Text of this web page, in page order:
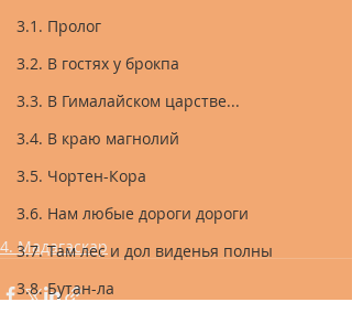
3.1. Пролог
3.2. В гостях у брокпа
3.3. В Гималайском царстве...
3.4. В краю магнолий
3.5. Чортен-Кора
3.6. Нам любые дороги дороги
3.7. Там лес и дол виденья полны
3.8. Бутан-ла
4. Мадагаскар